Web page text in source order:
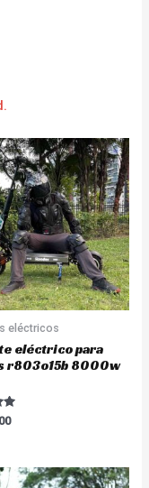
eléctricos
eléctrico para
r803o15b 8000w